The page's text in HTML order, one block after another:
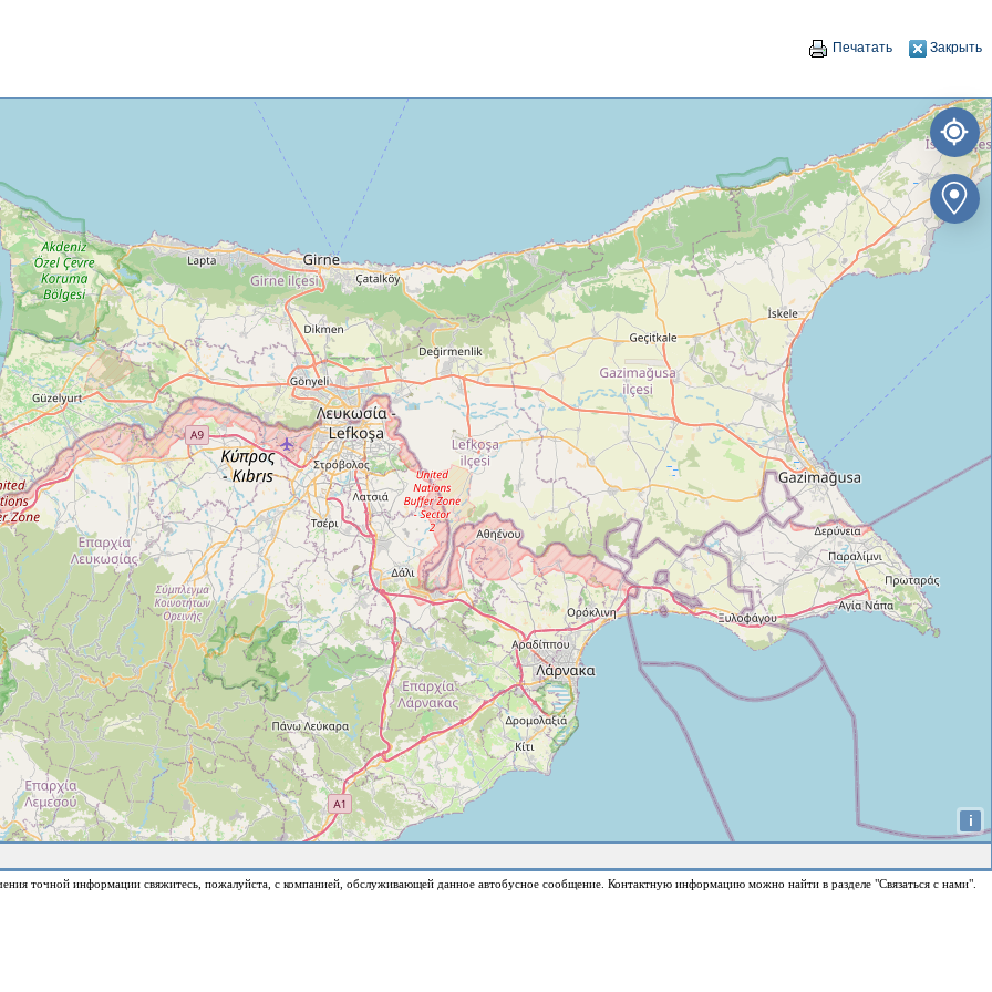
Печатать Закрыть
i
точной информации свяжитесь, пожалуйста, с компанией, обслуживающей данное автобусное сообщение. Контактную информацию можно найти в разделе "Связаться с нами".